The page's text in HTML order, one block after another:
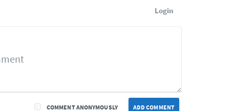
Login
ADD COMMENT
COMMENT ANONYMOUSLY